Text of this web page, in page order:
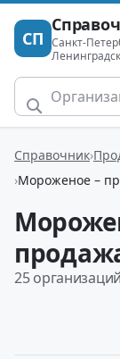
СП Санкт-
Справочник
Мороженое –
25 организаций